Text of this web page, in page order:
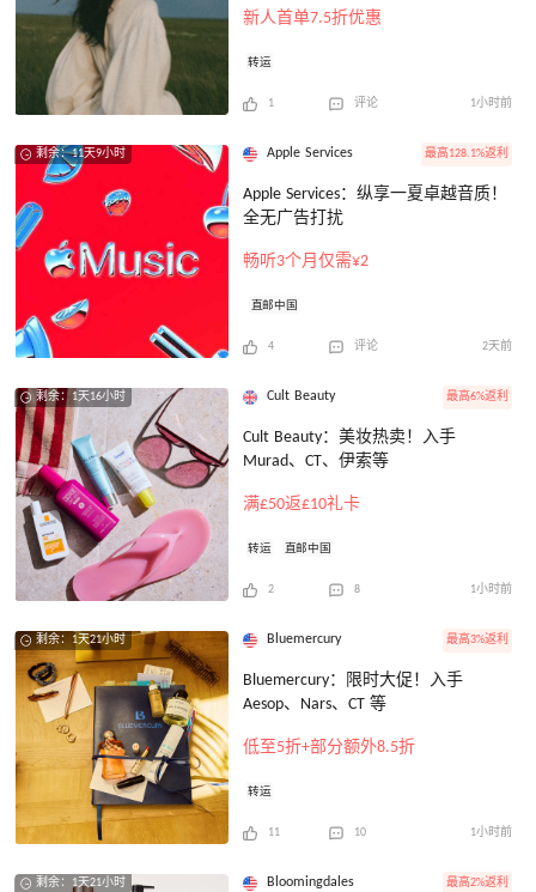
新人首单7.5折优惠
转运
1 评论 1小时前
剩余：11天9小时 Apple Services 最高128.1%返利
Apple Services：纵享一夏卓越音质！
全无广告打扰
畅听3个月仅需¥2
直邮中国
4 评论 2天前
剩余：1天16小时 Cult Beauty 最高6%返利
Cult Beauty：美妆热卖！入手
Murad、CT、伊索等
满£50返£10礼卡
转运 直邮中国
2 8 1小时前
剩余：1天21小时 Bluemercury 最高3%返利
Bluemercury：限时大促！入手
Aesop、Nars、CT 等
低至5折+部分额外8.5折
转运
11 10 1小时前
剩余：1天21小时 Bloomingdales 最高2%返利